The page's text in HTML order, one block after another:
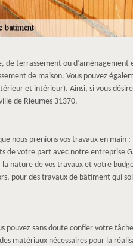
terrassement ou d’aménagement
de maison. Vous pouvez
et intérieur). Ainsi, si vous
de Rieumes 31370.
nous prenions vos travaux en main ;
de votre part avec notre entreprise
nature de vos travaux et votre
pour des travaux de bâtiment qui
sans doute confier votre
matériaux nécessaires pour la